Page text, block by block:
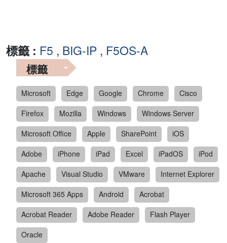
標籤 : F5 , BIG-IP , F5OS-A
標籤
Microsoft Edge Google Chrome
Cisco
Firefox
Mozilla Windows
Windows Server
Microsoft Office
Apple SharePoint
iOS
Adobe
iPhone iPad Excel iPadOS
iPod
Apache
Visual Studio VMware
Internet Explorer
Microsoft 365 Apps
Android
Acrobat
Acrobat Reader
Adobe Reader
Flash Player
Oracle